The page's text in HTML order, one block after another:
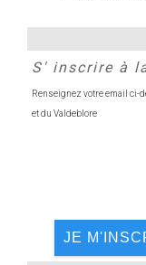
S' inscrire à
Renseignez votre email ci-
et du Valdeblore
JE